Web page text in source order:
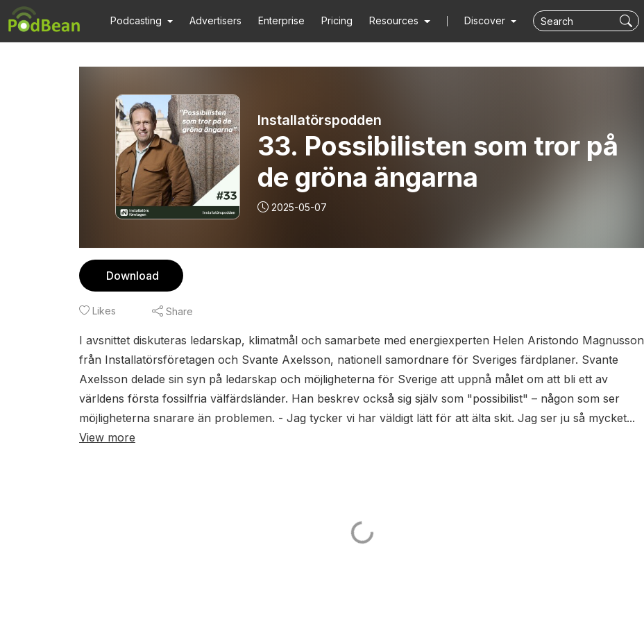
Podcasting Advertisers Enterprise Pricing Resources Discover
Installatörspodden
33. Possibilisten som tror på
de gröna ängarna
2025-05-07
Download
Likes Share
I avsnittet diskuteras ledarskap, klimatmål och samarbete med energiexperten Helen Aristondo Magnusson
från Installatörsföretagen och Svante Axelsson, nationell samordnare för Sveriges färdplaner. Svante
Axelsson delade sin syn på ledarskap och möjligheterna för Sverige att uppnå målet om att bli ett av
världens första fossilfria välfärdsländer. Han beskrev också sig själv som "possibilist" – någon som ser
möjligheterna snarare än problemen. - Jag tycker vi har väldigt lätt för att älta skit. Jag ser ju så mycket...
View more